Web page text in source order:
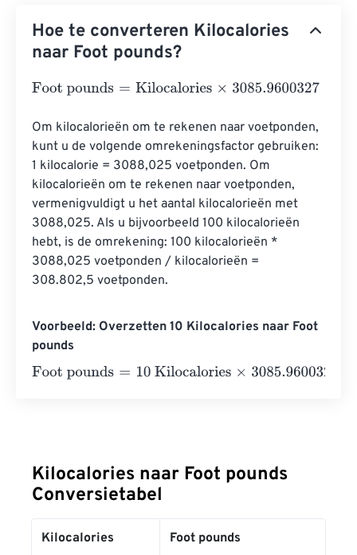
Hoe te converteren Kilocalories
naar Foot pounds?
Foot pounds=Kilocalories×3085.9600327
Om kilocalorieën om te rekenen naar voetponden,
kunt u de volgende omrekeningsfactor gebruiken:
1 kilocalorie = 3088,025 voetponden. Om
kilocalorieën om te rekenen naar voetponden,
vermenigvuldigt u het aantal kilocalorieën met
3088,025. Als u bijvoorbeeld 100 kilocalorieën
hebt, is de omrekening: 100 kilocalorieën *
3088,025 voetponden / kilocalorieën =
308.802,5 voetponden.
Voorbeeld: Overzetten 10 Kilocalories naar Foot
pounds
Foot pounds=10 Kilocalories×3085.9600327=
Kilocalories naar Foot pounds
Conversietabel
Kilocalories Foot pounds